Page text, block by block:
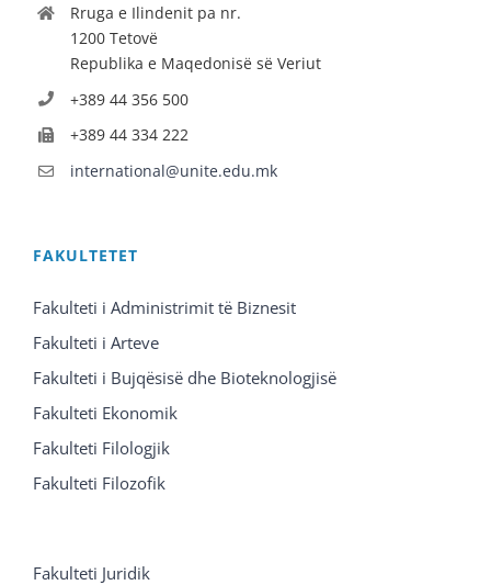
Rruga e Ilindenit pa nr.
1200 Tetovë
Republika e Maqedonisë së Veriut
+389 44 356 500
+389 44 334 222
international@unite.edu.mk
FAKULTETET
Fakulteti i Administrimit të Biznesit
Fakulteti i Arteve
Fakulteti i Bujqësisë dhe Bioteknologjisë
Fakulteti Ekonomik
Fakulteti Filologjik
Fakulteti Filozofik
Fakulteti Juridik